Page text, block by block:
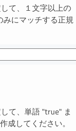
て、１文字以上の
にマッチする正規
て、単語 "true" ま
成してください。